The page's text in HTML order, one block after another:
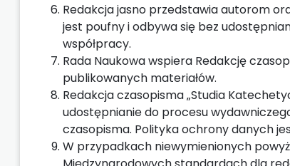
Redakcja jasno przedstawia autorom
jest poufny i odbywa się bez
współpracy.
Rada Naukowa wspiera Redakcję
publikowanych materiałów.
Redakcja czasopisma „Studia
udostępnianie do procesu
czasopisma. Polityka ochrony danych
W przypadkach niewymienionych